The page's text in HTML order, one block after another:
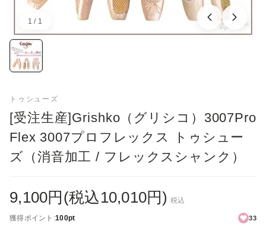
3.5
4
5.5
6
6.5
7
1 / 1
画像：1／1
トゥシューズ
[受注生産]Grishko（グリシコ）3007Pro
Flex 3007プロフレックス トゥシュー
ズ（消音加工 / フレックスシャンク）
9,100円(税込10,010円) 税込
獲得ポイント:100pt 33